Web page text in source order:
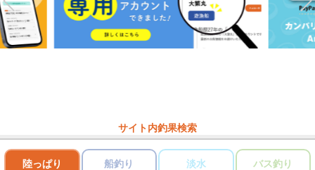
サイト内釣果検索
陸っぱり 船釣り 淡水 バス釣り